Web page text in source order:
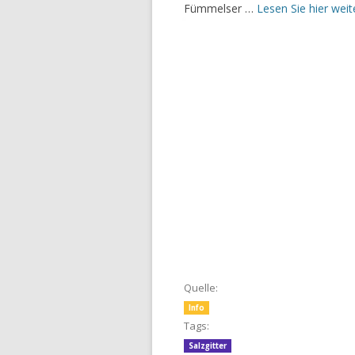
Fümmelser … Lesen Sie hier
Quelle:
Info
Tags:
Salzgitter